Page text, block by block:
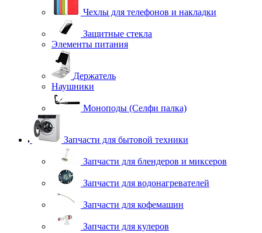
Чехлы для телефонов и накладки
Защитные стекла
Элементы питания
Держатель
Наушники
Моноподы (Селфи палка)
Запчасти для бытовой техники
Запчасти для блендеров и миксеров
Запчасти для водонагревателей
Запчасти для кофемашин
Запчасти для кулеров